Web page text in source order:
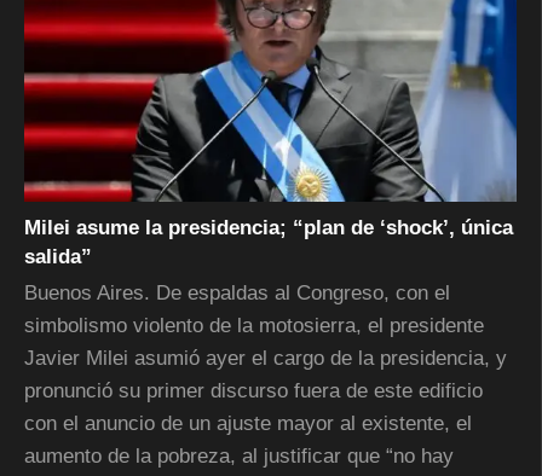
Milei asume la presidencia; “plan de ‘shock’, única
salida”
Buenos Aires. De espaldas al Congreso, con el
simbolismo violento de la motosierra, el presidente
Javier Milei asumió ayer el cargo de la presidencia, y
pronunció su primer discurso fuera de este edificio
con el anuncio de un ajuste mayor al existente, el
aumento de la pobreza, al justificar que “no hay